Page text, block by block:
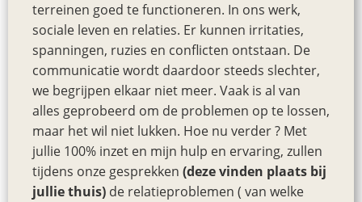
terreinen goed te functioneren. In ons werk,
sociale leven en relaties. Er kunnen irritaties,
spanningen, ruzies en conflicten ontstaan. De
communicatie wordt daardoor steeds slechter,
we begrijpen elkaar niet meer. Vaak is al van
alles geprobeerd om de problemen op te lossen,
maar het wil niet lukken. Hoe nu verder ? Met
jullie 100% inzet en mijn hulp en ervaring, zullen
tijdens onze gesprekken (deze vinden plaats bij
jullie thuis) de relatieproblemen ( van welke